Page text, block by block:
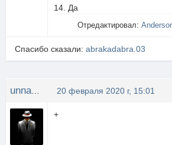
14. Да
Отредактировал:
Спасибо сказали: abrakadabra.03
20 февраля 2020 г, 15:01
+